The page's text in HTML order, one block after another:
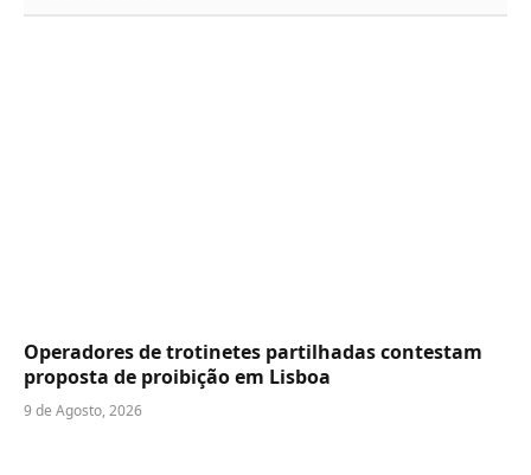
Operadores de trotinetes partilhadas contestam
proposta de proibição em Lisboa
9 de Agosto, 2026